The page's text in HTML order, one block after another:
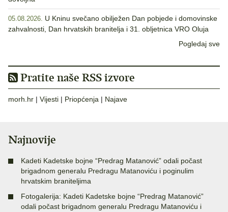
05.08.2026. U Kninu svečano obilježen Dan pobjede i domovinske
zahvalnosti, Dan hrvatskih branitelja i 31. obljetnica VRO Oluja
Pogledaj sve
Pratite naše RSS izvore
morh.hr | Vijesti | Priopćenja | Najave
Najnovije
Kadeti Kadetske bojne “Predrag Matanović” odali počast
brigadnom generalu Predragu Matanoviću i poginulim
hrvatskim braniteljima
Fotogalerija: Kadeti Kadetske bojne “Predrag Matanović”
odali počast brigadnom generalu Predragu Matanoviću i